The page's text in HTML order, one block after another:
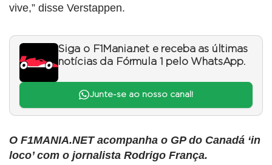
vive,” disse Verstappen.
Siga o F1Mania.net e receba as últimas
notícias da Fórmula 1 pelo WhatsApp.
Junte-se ao nosso canal!
O F1MANIA.NET acompanha o GP do Canadá ‘in
loco’ com o jornalista Rodrigo França.